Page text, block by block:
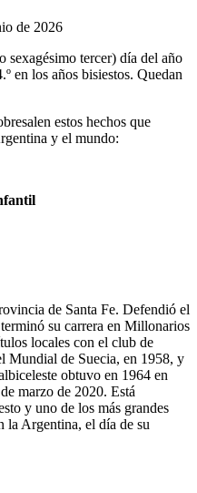
de 2026
sexagésimo tercer) día del año
en los años bisiestos. Quedan
estos hechos que
y el mundo:
de Santa Fe. Defendió el
su carrera en Millonarios
locales con el club de
Mundial de Suecia, en 1958, y
obtuvo en 1964 en
marzo de 2020. Está
y uno de los más grandes
la Argentina, el día de su